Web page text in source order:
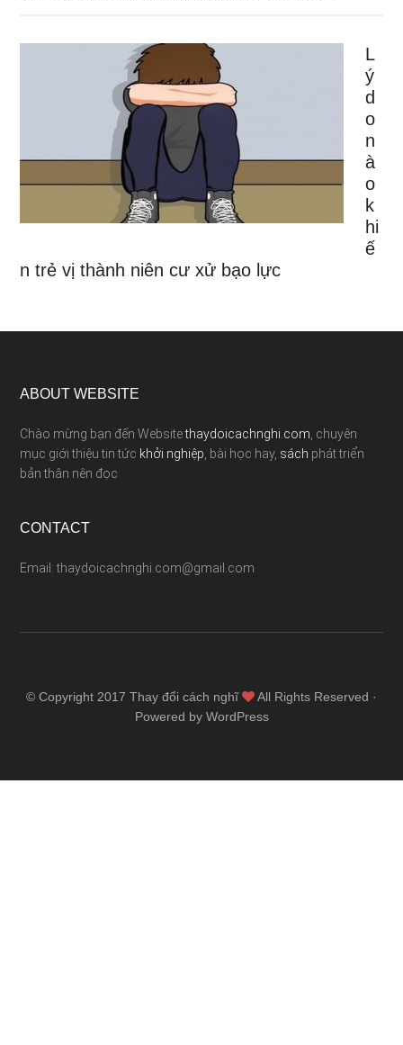
L
ý
d
o
n
à
o
k
hi
ế
n trẻ vị thành niên cư xử bạo lực
ABOUT WEBSITE
Chào mừng bạn đến Websitethaydoicachnghi.com , chuyên
mục giới thiệu tin tức khởi nghiệp , bài học hay, sách phát triển
bản thân nên đọc
CONTACT
Email: thaydoicachnghi.com@gmail.com
© Copyright 2017 Thay đổi cách nghĩ
All Rights Reserved ·
Powered by WordPress